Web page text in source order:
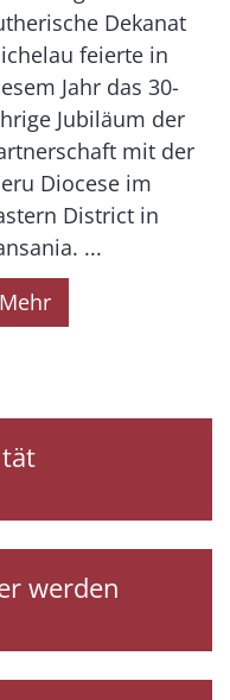
Dekanat
feierte in
Jahr das 30-
Jubiläum der
mit der
Diocese im
District in
...
Mehr
werden